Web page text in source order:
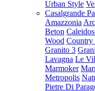
Urban Style
Casalgrande
Amazzonia
Beton
Wood Country
Granito 3
Lavagna Le
Marmoker
Metropolis
Pietre Di